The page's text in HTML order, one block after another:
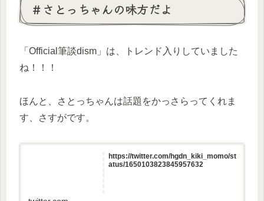
＃さとっちゃんの味方だよ
「Official筆談dism」は、トレンド入りしていました
ね！！！
ほんと、さとっちゃんは話題をかっさらってくれま
す、さすがです。
https://twitter.com/hgdn_kiki_momo/st
atus/1650103823845957632